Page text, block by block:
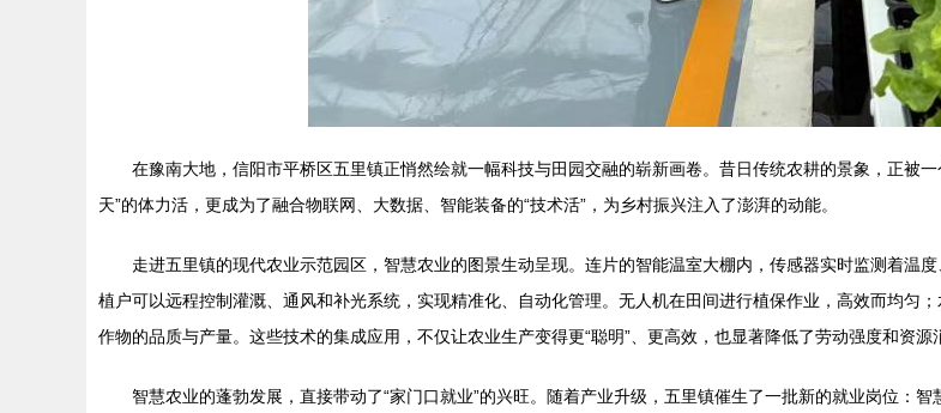
在豫南大地，信阳市平桥区五里镇正悄然绘就一幅科技与田园交融的崭新画卷。昔日传统农耕的景象，正被
天”的体力活，更成为了融合物联网、大数据、智能装备的“技术活”，为乡村振兴注入了澎湃的动能。
走进五里镇的现代农业示范园区，智慧农业的图景生动呈现。连片的智能温室大棚内，传感器实时监测着温
植户可以远程控制灌溉、通风和补光系统，实现精准化、自动化管理。无人机在田间进行植保作业，高效而均匀
作物的品质与产量。这些技术的集成应用，不仅让农业生产变得更“聪明”、更高效，也显著降低了劳动强度和资源
智慧农业的蓬勃发展，直接带动了“家门口就业”的兴旺。随着产业升级，五里镇催生了一批新的就业岗位：